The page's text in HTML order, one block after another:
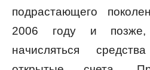
подрастающего
2006 году и позже,
начисляться